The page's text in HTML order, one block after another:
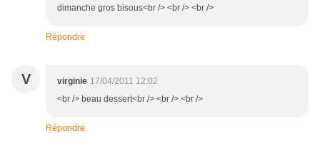
dimanche gros bisous<br /> <br /> <br />
Répondre
V virginie 17/04/2011 12:02
<br /> beau dessert<br /> <br /> <br />
Répondre